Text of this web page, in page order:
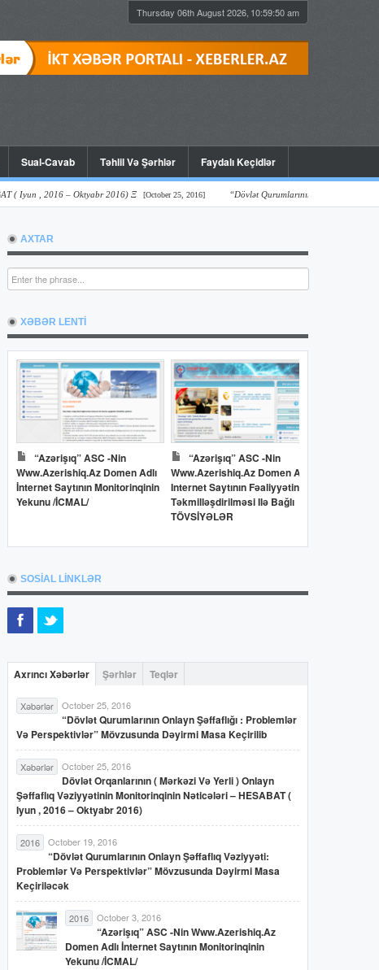
Thursday 06th August 2026, 10:59:51 am
Sual-Cavab Təhlil Və Şərhlər Faydalı Keçidlər
2016 – Oktyabr 2016) Ξ [October 25, 2016] “Dövlət Qurumlarının Onlayn Şəffaflıq
AXTAR
XƏBƏR LENTİ
“Azərişıq” ASC -nin
Www.azerishiq.az Domen Adlı
İnternet Saytının Monitorinqinin
Yekunu /İCMAL/
“Azərişıq” ASC -nin
Www.azerishiq.az Domen Adlı
Internet Saytının Fəaliyyətinin
Təkmilləşdirilməsi Ilə Bağlı
TÖVSİYƏLƏR
SOSİAL LİNKLƏR
Axrıncı Xəbərlər Şərhlər Teqlər
Xəbərlər October 25, 2016
“Dövlət Qurumlarının Onlayn Şəffaflığı : Problemlər
Və Perspektivlər” Mövzusunda Dəyirmi Masa Keçirilib
Xəbərlər October 25, 2016
Dövlət Orqanlarının ( Mərkəzi Və Yerli ) Onlayn
Şəffaflıq Vəziyyətinin Monitorinqinin Nəticələri – HESABAT (
Iyun , 2016 – Oktyabr 2016)
2016 October 19, 2016
“Dövlət Qurumlarının Onlayn Şəffaflıq Vəziyyəti:
Problemlər Və Perspektivlər” Mövzusunda Dəyirmi Masa
Keçiriləcək
2016 October 3, 2016
“Azərişıq” ASC -nin Www.azerishiq.az
Domen Adlı İnternet Saytının Monitorinqinin
Yekunu /İCMAL/